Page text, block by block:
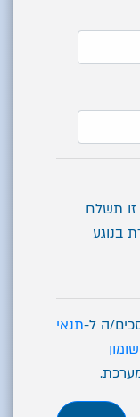
זו תשלח
בנוגע
ה ל-תנאי